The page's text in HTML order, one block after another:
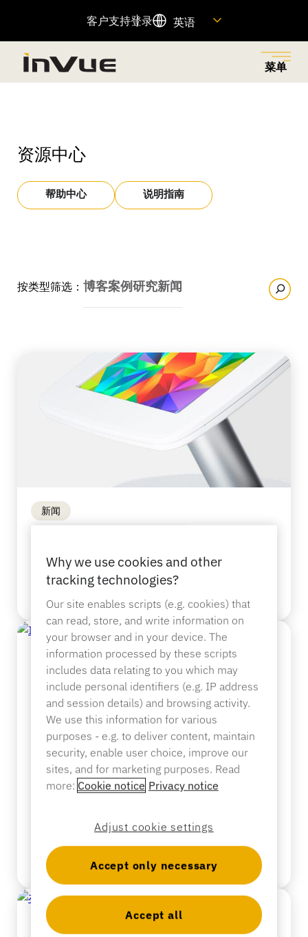
客户支持登录 英语
菜单
解决方案
探索业务解决方案，减少零售盗窃，为正确的人提供权
限，并通过无摩擦的客户购物体验提高销售额。
资产保护
工业
为各行各业提供创新的安防和商品陈列解决方案，以满
足您商店的独特需求。
体育用品
专业零售
体育与娱乐
灯具制造商
银行业
产品
旨在减少零售盗窃、增加销售额和提升客户体验的联网
产品组合。
OneKEY 生态系统
悬挂商品安全
智能锁
传感器标签和分离器
销售点
平板电脑支架
公司名称
了解我们的历史、我们的动力、我们的员工以及如何加
入我们的团队。
关于我们
联系我们
资源
查找重要产品信息的快速链接，并访问我们的客户支持
团队。
帮助中心
技术规格
案例研究
产品目录
资源中心
帮助中心 说明指南
按类型筛选： 博客案例研究新闻
新闻
显示屏。
更多信息
全系统。
更多信息
Why we use cookies and other
tracking technologies?
Our site enables scripts (e.g. cookies) that
can read, store, and write information on
your browser and in your device. The
information processed by these scripts
includes data relating to you which may
include personal identifiers (e.g. IP address
and session details) and browsing activity.
We use this information for various
purposes - e.g. to deliver content, maintain
security, enable user choice, improve our
sites, and for marketing purposes. Read
more: Cookie notice Privacy notice
Adjust cookie settings
Accept only necessary
Accept all